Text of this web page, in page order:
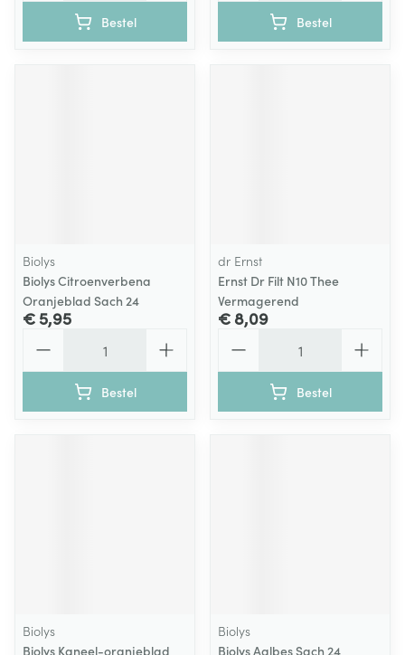
Bestel Bestel
Biolys
Biolys Citroenverbena
Oranjeblad Sach 24
€ 5,95
Bestel
dr Ernst
Ernst Dr Filt N10 Thee
Vermagerend
€ 8,09
Bestel
Biolys
Biolys Kaneel-oranjeblad
Biolys
Biolys Aalbes Sach 24